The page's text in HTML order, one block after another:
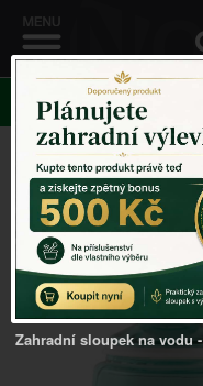
Venkovský domov ->
>Lahev na pití set 1l
Zahradní sloupek na vodu